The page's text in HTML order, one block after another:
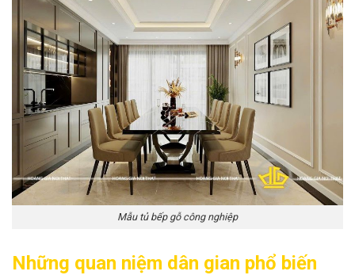
Mẫu tủ bếp gỗ công nghiệp
Những quan niệm dân gian phổ biến